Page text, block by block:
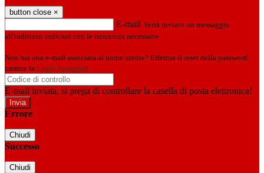
button close ×
E-mail Verrà inviato un messaggio
all'indirizzo indicato con le istruzioni necessarie.
Non hai una e-mail associata al nome utente? Effettua il reset della password
tramite la Login Spaggiari
E-mail inviata, si prega di controllare la casella di posta elettronica!
Errore
Chiudi
Successo
Chiudi